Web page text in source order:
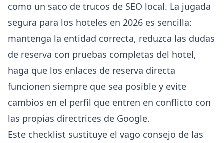
como un saco de trucos de SEO local. La jugada
segura para los hoteles en 2026 es sencilla:
mantenga la entidad correcta, reduzca las dudas
de reserva con pruebas completas del hotel,
haga que los enlaces de reserva directa
funcionen siempre que sea posible y evite
cambios en el perfil que entren en conflicto con
las propias directrices de Google.
Este checklist sustituye el vago consejo de las